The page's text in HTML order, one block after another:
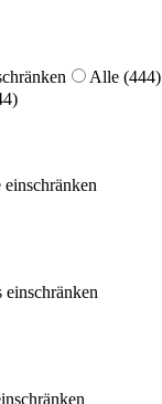
Alle (444)
einschränken